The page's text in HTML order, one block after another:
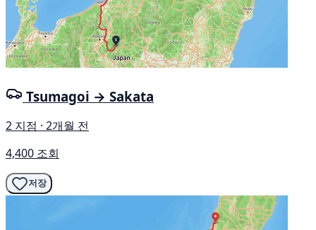
Tsumagoi → Sakata
2 지점 · 2개월 전
4,400 조회
저장